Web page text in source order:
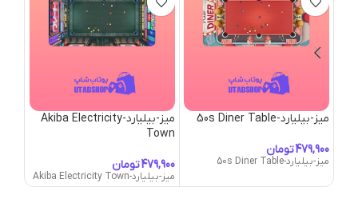
میز-بیلیارد-50s Diner Table
تومان
میز-بیلیارد-50s Diner Table
میز-بیلیارد-Akiba Electricity
Town
تومان
میز-بیلیارد-Akiba Electricity Town